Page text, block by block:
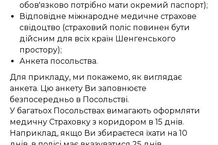
обов'язково потрібно мати окремий паспорт);
Відповідне міжнародне медичне страхове
свідоцтво (страховий поліс повинен бути
дійсним для всіх країн Шенгенського
простору);
Анкета посольства.
Для прикладу, ми покажемо, як виглядає
анкета. Цю анкету Ви заповнюєте
безпосередньо в Посольстві.
У багатьох Посольствах вимагають оформляти
медичну Страховку з коридором в 15 днів.
Наприклад, якщо Ви збираєтеся їхати на 10